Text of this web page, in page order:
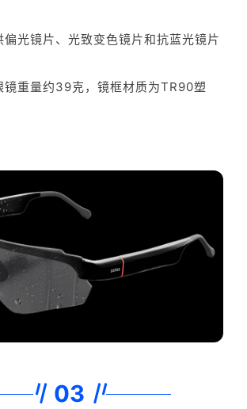
光镜片、光致变色镜片和抗蓝光镜片
镜重量约39克，镜框材质为TR90塑
03